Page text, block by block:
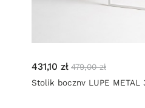
431,10 zł 479,00 zł
Stolik boczny LUPE METAL